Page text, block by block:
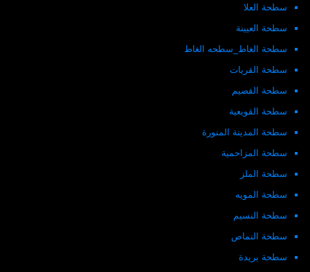
سطحة العلا
سطحة العيينة
سطحة الغاط_سطحه الغاط
سطحة القريات
سطحة القصيم
سطحة القويعية
سطحة المدينة المنورة
سطحة المزاحمية
سطحة الملز
سطحة المويه
سطحة النسيم
سطحة النماص
سطحة بريدة